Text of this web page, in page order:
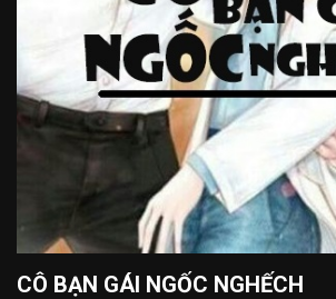
CÔ BẠN GÁI NGỐC NGHẾCH